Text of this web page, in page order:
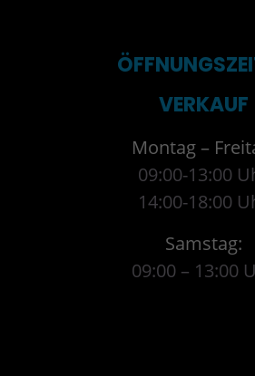
VERKAUF
Montag –
09:00-13:00
14:00-18:00
Samstag:
09:00 – 13:00